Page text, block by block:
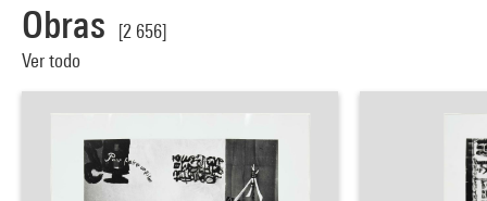
Obras
[2 656]
Ver todo